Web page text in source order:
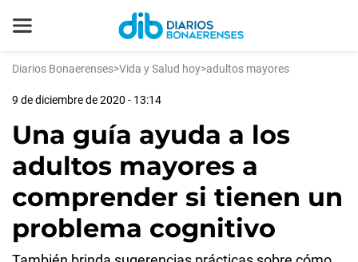
Diarios Bonaerenses>Vida y Salud hoy>adultos mayores
9 de diciembre de 2020 - 13:14
Una guía ayuda a los
adultos mayores a
comprender si tienen un
problema cognitivo